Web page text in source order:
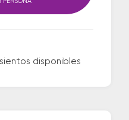
disponibles